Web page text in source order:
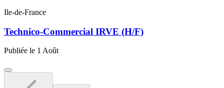
Ile-de-France
Technico-Commercial IRVE (H/F)
Publiée le 1 Août